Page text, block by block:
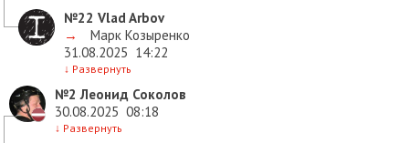
№22 Vlad Arbov
→
Марк Козыренко
31.08.2025 14:22
↓ Развернуть
№2 Леонид Соколов
30.08.2025 08:18
↓ Развернуть